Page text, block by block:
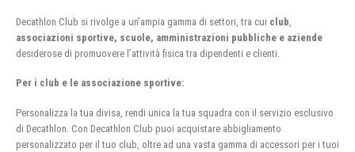
Decathlon Club si rivolge a un’ampia gamma di settori, tra cui club
associazioni sportive, scuole, amministrazioni pubbliche e aziende
desiderose di promuovere l’attività fisica tra dipendenti e clienti.
Per i club e le associazione sportive:
Personalizza la tua divisa, rendi unica la tua squadra con il servizio esclusivo
di Decathlon. Con Decathlon Club puoi acquistare abbigliamento
personalizzato per il tuo club, oltre ad una vasta gamma di accessori per i tuoi